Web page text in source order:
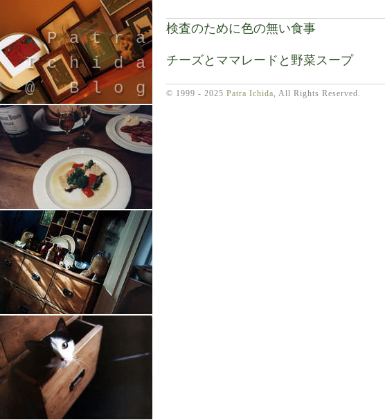
Patra
Ichida
@ Blog
引退したスタイリストの隠居ブログ
検査のために色の無い食事
チーズとママレードと野菜スープ
© 1999 - 2025 Patra Ichida, All Rights Reserved.